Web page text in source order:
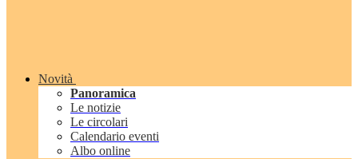
Novità
Panoramica
Le notizie
Le circolari
Calendario eventi
Albo online